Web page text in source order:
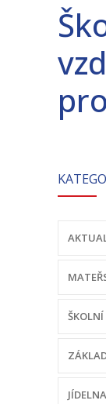
--
--
--
--
--
Jídelna
--